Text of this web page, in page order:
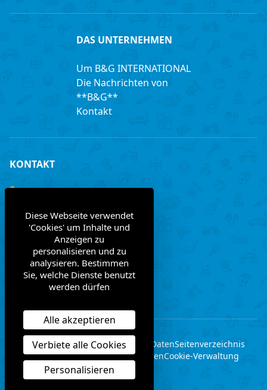
DAS UNTERNEHMEN
Um B&G INTERNATIONAL
Die Nachrichten von
**B&G**
Kontakt
KONTAKT
contact@bginternational.fr
8 Rue Gustave LEGRAY
71100 Chalon-sur-Saône
Kontaktiere uns
Erwähnungen legalpersönliche DatenSeitenverzeichnis
Allgemeine verfaufsbedingungenCookie-Verwaltung
Diese Webseite verwendet
'Cookies' um Inhalte und
Anzeigen zu
personalisieren und zu
analysieren. Bestimmen
Sie, welche Dienste benutzt
werden dürfen
Alle akzeptieren
Verbiete alle Cookies
Personalisieren